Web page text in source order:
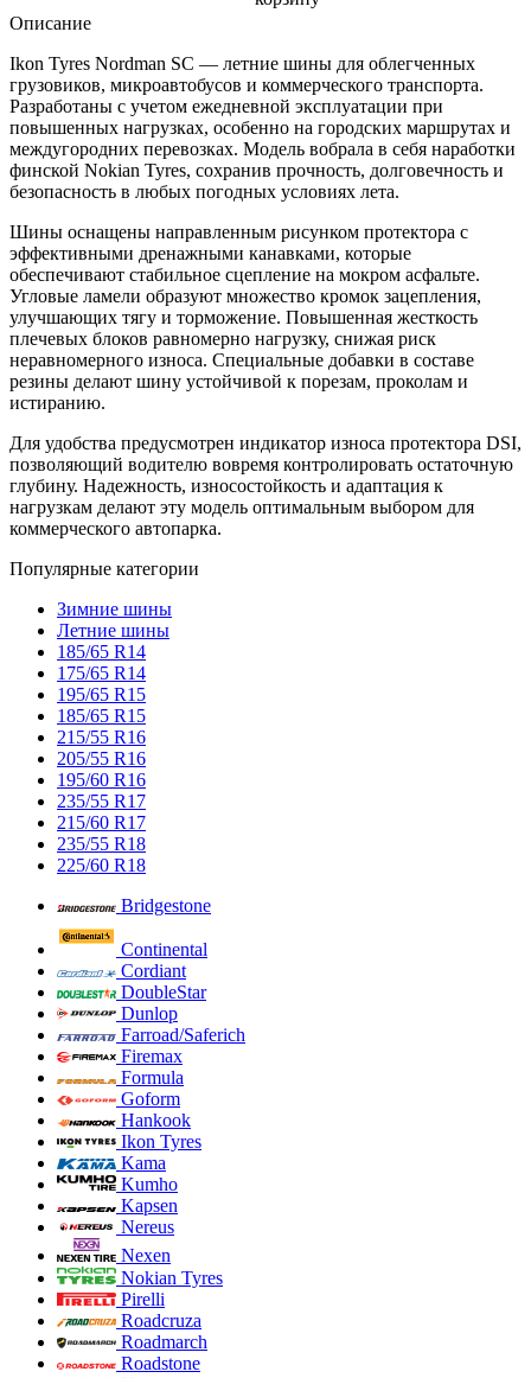
Описание
Ikon Tyres Nordman SC — летние шины для облегченных
грузовиков, микроавтобусов и коммерческого транспорта.
Разработаны с учетом ежедневной эксплуатации при
повышенных нагрузках, особенно на городских маршрутах и
междугородних перевозках. Модель вобрала в себя наработки
финской Nokian Tyres, сохранив прочность, долговечность и
безопасность в любых погодных условиях лета.
Шины оснащены направленным рисунком протектора с
эффективными дренажными канавками, которые
обеспечивают стабильное сцепление на мокром асфальте.
Угловые ламели образуют множество кромок зацепления,
улучшающих тягу и торможение. Повышенная жесткость
плечевых блоков равномерно нагрузку, снижая риск
неравномерного износа. Специальные добавки в составе
резины делают шину устойчивой к порезам, проколам и
истиранию.
Для удобства предусмотрен индикатор износа протектора DSI,
позволяющий водителю вовремя контролировать остаточную
глубину. Надежность, износостойкость и адаптация к
нагрузкам делают эту модель оптимальным выбором для
коммерческого автопарка.
Популярные категории
Зимние шины
Летние шины
185/65 R14
175/65 R14
195/65 R15
185/65 R15
215/55 R16
205/55 R16
195/60 R16
235/55 R17
215/60 R17
235/55 R18
225/60 R18
Bridgestone
Continental
Cordiant
DoubleStar
Dunlop
Farroad/Saferich
Firemax
Formula
Goform
Hankook
Ikon Tyres
Kama
Kumho
Kapsen
Nereus
Nexen
Nokian Tyres
Pirelli
Roadcruza
Roadmarch
Roadstone